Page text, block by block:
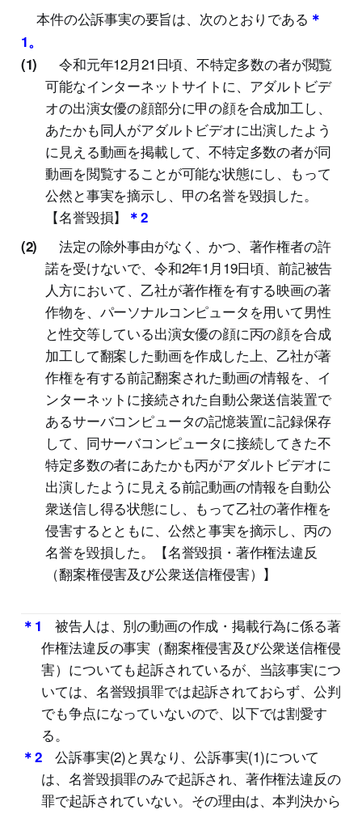
本件の公訴事実の要旨は、次のとおりである ＊
1。
(1)
令和元年12月21日頃、不特定多数の者が閲覧
可能なインターネットサイトに、アダルトビデ
オの出演女優の顔部分に甲の顔を合成加工し、
あたかも同人がアダルトビデオに出演したよう
に見える動画を掲載して、不特定多数の者が同
動画を閲覧することが可能な状態にし、もって
公然と事実を摘示し、甲の名誉を毀損した。
【名誉毀損】
＊2
(2)
法定の除外事由がなく、かつ、著作権者の許
諾を受けないで、令和2年1月19日頃、前記被告
人方において、乙社が著作権を有する映画の著
作物を、パーソナルコンピュータを用いて男性
と性交等している出演女優の顔に丙の顔を合成
加工して翻案した動画を作成した上、乙社が著
作権を有する前記翻案された動画の情報を、イ
ンターネットに接続された自動公衆送信装置で
あるサーバコンピュータの記憶装置に記録保存
して、同サーバコンピュータに接続してきた不
特定多数の者にあたかも丙がアダルトビデオに
出演したように見える前記動画の情報を自動公
衆送信し得る状態にし、もって乙社の著作権を
侵害するとともに、公然と事実を摘示し、丙の
名誉を毀損した。【名誉毀損・著作権法違反
（翻案権侵害及び公衆送信権侵害）】
＊1 被告人は、別の動画の作成・掲載行為に係る著
作権法違反の事実（翻案権侵害及び公衆送信権侵
害）についても起訴されているが、当該事実につ
いては、名誉毀損罪では起訴されておらず、公判
でも争点になっていないので、以下では割愛す
る。
＊2公訴事実(2)と異なり、公訴事実(1)について
は、名誉毀損罪のみで起訴され、著作権法違反の
罪で起訴されていない。その理由は、本判決から